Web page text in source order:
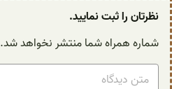
نظرتان را ثبت نمایید.
شماره همراه شما منتشر نخواهد شد.